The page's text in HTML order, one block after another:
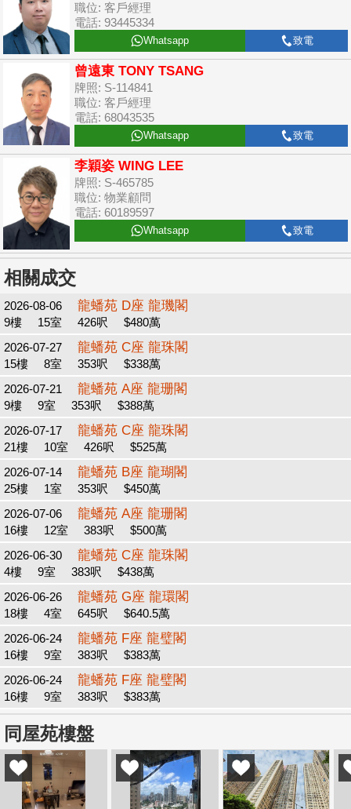
職位: 客戶經理
電話: 93445334
Whatsapp 致電
曾遠東 TONY TSANG
牌照: S-114841
職位: 客戶經理
電話: 68043535
Whatsapp 致電
李穎姿 WING LEE
牌照: S-465785
職位: 物業顧問
電話: 60189597
Whatsapp 致電
相關成交
2026-08-06 龍蟠苑 D座 龍璣閣
9樓 15室 426呎
$480萬
2026-07-27
龍蟠苑 C座 龍珠閣
15樓 8室 353呎
$338萬
2026-07-21
龍蟠苑 A座 龍珊閣
9樓 9室 353呎
$388萬
2026-07-17
龍蟠苑 C座 龍珠閣
21樓 10室 426呎
$525萬
2026-07-14
龍蟠苑 B座 龍瑚閣
25樓 1室 353呎
$450萬
2026-07-06
龍蟠苑 A座 龍珊閣
16樓 12室 383呎
$500萬
2026-06-30
龍蟠苑 C座 龍珠閣
4樓 9室 383呎
$438萬
2026-06-26
龍蟠苑 G座 龍環閣
18樓 4室 645呎
$640.5萬
2026-06-24
龍蟠苑 F座 龍璧閣
16樓 9室 383呎
$383萬
2026-06-24
龍蟠苑 F座 龍璧閣
16樓 9室 383呎 $383萬
同屋苑樓盤